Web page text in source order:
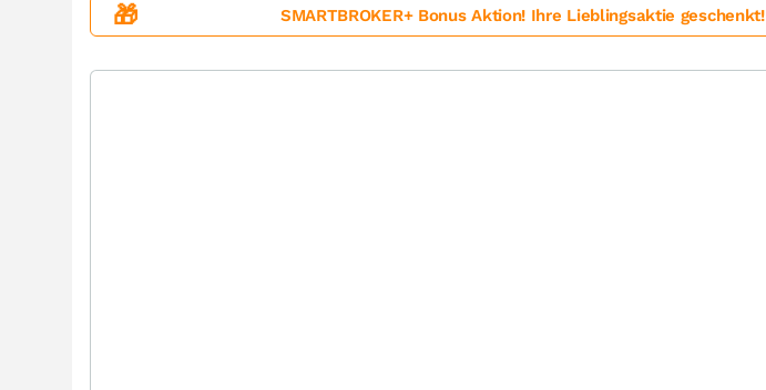
🎁 SMARTBROKER+ Bonus Aktion! Ihre Lieblingsaktie geschenkt!